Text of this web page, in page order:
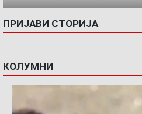
ПРИЈАВИ СТОРИЈА
КОЛУМНИ